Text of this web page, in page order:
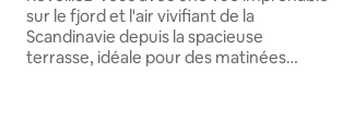
sur le fjord et l'air vivifiant de la
Scandinavie depuis la spacieuse
terrasse, idéale pour des matinées